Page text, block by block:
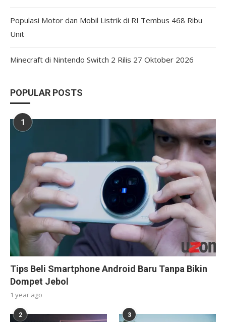
Populasi Motor dan Mobil Listrik di RI Tembus 468 Ribu
Unit
Minecraft di Nintendo Switch 2 Rilis 27 Oktober 2026
POPULAR POSTS
1
Tips Beli Smartphone Android Baru Tanpa Bikin
Dompet Jebol
1 year ago
2 3